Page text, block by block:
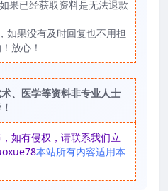
果已经获取资料是无法退款
如果没有及时回复也不用担
放心！
、医学等资料非专业人士
如有侵权，请联系我们立
本站所有内容适用本